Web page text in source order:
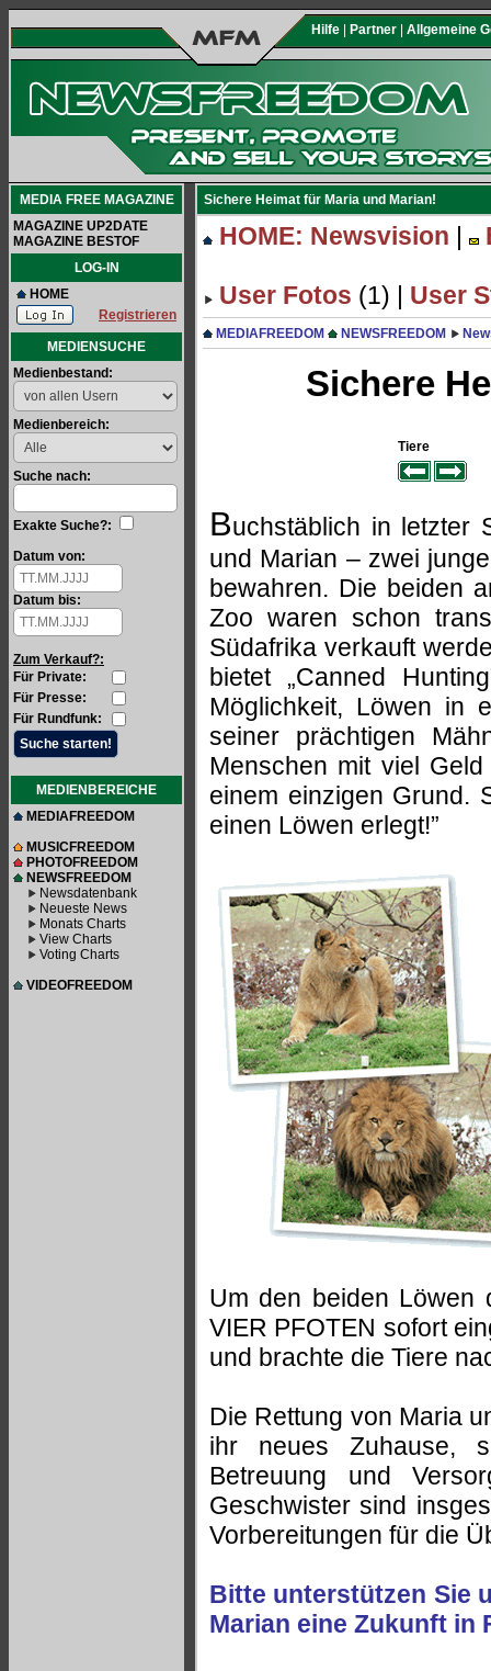
Hilfe Partner Allgemeine
MEDIA FREE MAGAZINE
MAGAZINE UP2DATE
MAGAZINE BESTOF
LOG-IN
HOME
Registrieren
MEDIENSUCHE
Medienbestand:
Medienbereich:
Suche nach:
Exakte Suche?:
Datum von:
Datum bis:
Zum Verkauf?:
Für Private:
Für Presse:
Für Rundfunk:
MEDIENBEREICHE
MEDIAFREEDOM
MUSICFREEDOM
PHOTOFREEDOM
NEWSFREEDOM
Newsdatenbank
Neueste News
Monats Charts
View Charts
Voting Charts
VIDEOFREEDOM
Sichere Heimat für Maria und Marian!
HOME: Newsvision |
User Fotos (1) | User
MEDIAFREEDOM NEWSFREEDOM
Sichere
Tiere
Buchstäblich in letzter
und Marian – zwei
bewahren. Die beiden
Zoo waren schon
Südafrika verkauft
bietet „Canned
Möglichkeit, Löwen in
seiner prächtigen
Menschen mit viel
einem einzigen Grund.
einen Löwen erlegt!”
Um den beiden Löwen
VIER PFOTEN sofort
und brachte die Tiere
Die Rettung von Maria
ihr neues Zuhause,
Betreuung und
Geschwister sind
Vorbereitungen für die
Bitte unterstützen Sie
Marian eine Zukunft in